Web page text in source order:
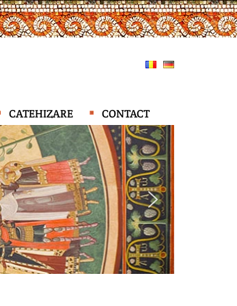
CATEHIZARE CONTACT